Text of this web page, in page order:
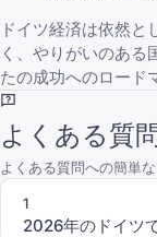
ドイツ経済は依然
く、やりがいのあ
たの成功へのロード
よくある質問
よくある質問への簡単
1
2026年のドイツ